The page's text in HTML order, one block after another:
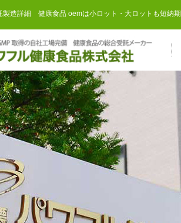
製造詳細 健康食品 oemは小ロット・大ロットも短納期